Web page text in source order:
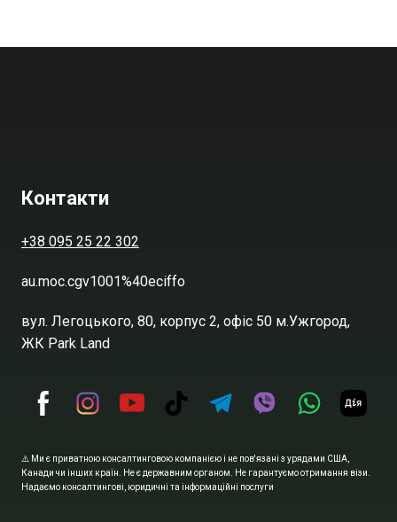
Контакти
+38 095 25 22 302
au.moc.cgv1001%40eciffo
вул. Легоцького, 80, корпус 2, офіс 50 м.Ужгород,
ЖК Park Land
⚠️ Ми є приватною консалтинговою компанією і не пов'язані з урядами США,
Канади чи інших країн. Не є державним органом. Не гарантуємо отримання візи.
Надаємо консалтингові, юридичні та інформаційні послуги